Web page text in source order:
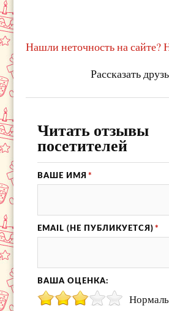
Нашли неточность на
Рассказать
Читать отзывы
посетителей
ВАШЕ ИМЯ *
EMAIL (НЕ ПУБЛИКУЕТСЯ) *
ВАША ОЦЕНКА: